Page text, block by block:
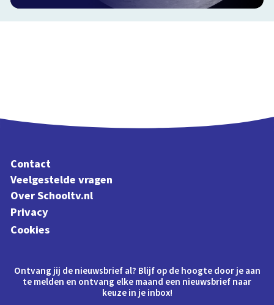
Contact
Veelgestelde vragen
Over Schooltv.nl
Privacy
Cookies
Ontvang jij de nieuwsbrief al? Blijf op de hoogte door je aan
te melden en ontvang elke maand een nieuwsbrief naar
keuze in je inbox!